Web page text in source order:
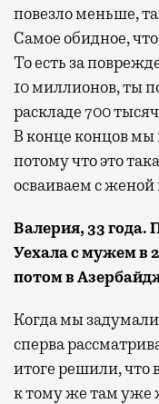
повезло меньше,
Самое обидное,
То есть за
10 миллионов, ты
раскладе 700
В конце концов мы
потому что это
осваиваем с
Валерия, 33 года.
Уехала с мужем в
потом в
Когда мы
сперва
итоге решили, что
к тому же там уже